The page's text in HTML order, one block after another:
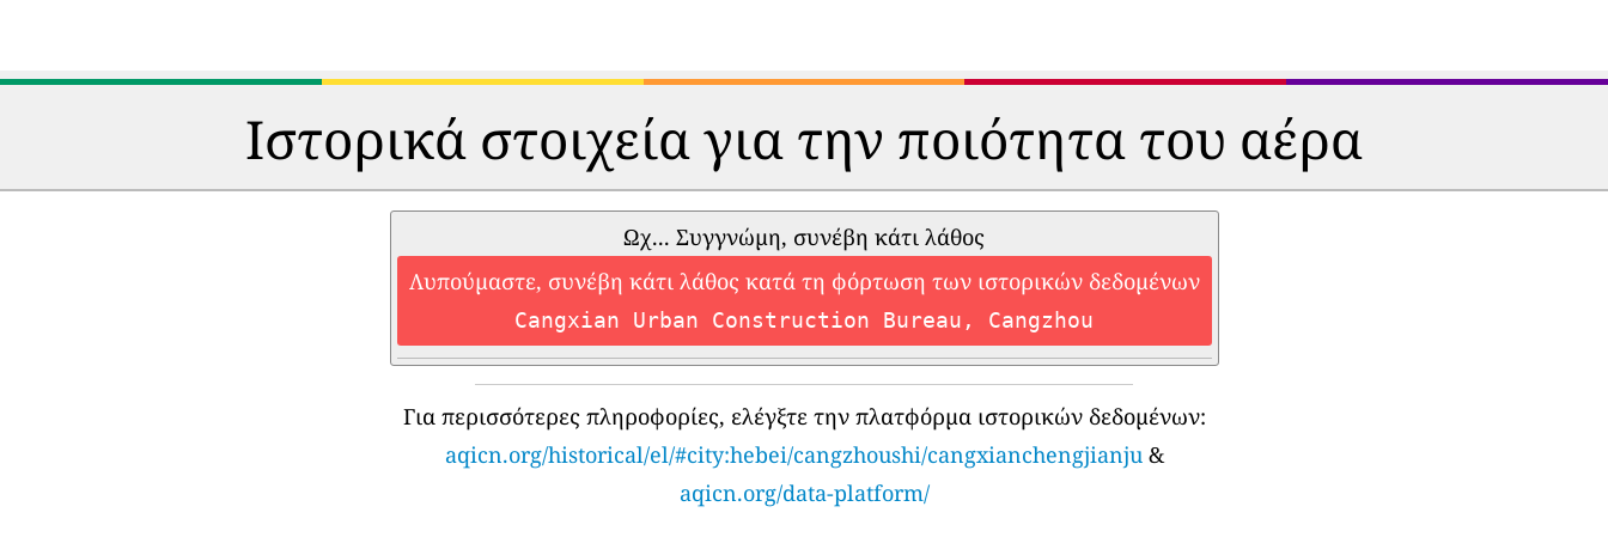
Ιστορικά στοιχεία για την ποιότητα του αέρα
Ωχ... Συγγνώμη, συνέβη κάτι λάθος
Λυπούμαστε, συνέβη κάτι λάθος κατά τη φόρτωση των ιστορικών δεδομένων
Cangxian Urban Construction Bureau, Cangzhou
Για περισσότερες πληροφορίες, ελέγξτε την πλατφόρμα ιστορικών δεδομένων:
aqicn.org/historical/el/#city:hebei/cangzhoushi/cangxianchengjianju&
aqicn.org/data-platform/